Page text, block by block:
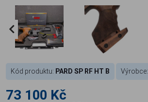
Kód produktu: PARD SP RF HT B Výrobce:
73 100 Kč